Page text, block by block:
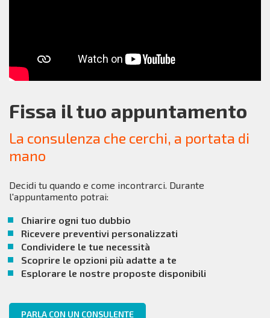
Fissa il tuo appuntamento
La consulenza che cerchi, a portata di
mano
Decidi tu quando e come incontrarci. Durante
l'appuntamento potrai:
Chiarire ogni tuo dubbio
Ricevere preventivi personalizzati
Condividere le tue necessità
Scoprire le opzioni più adatte a te
Esplorare le nostre proposte disponibili
PARLA CON UN CONSULENTE